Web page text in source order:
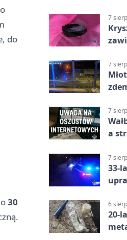
do
30
7
7
7
a
7
33-
6
20-